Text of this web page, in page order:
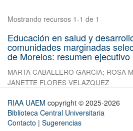
Mostrando recursos 1-1 de 1
Educación en salud y
comunidades marginadas
de Morelos: resumen ejecutivo
MARTA CABALLERO GARCIA; ROSA
JANETTE FLORES VELAZQUEZ
RIAA UAEM copyright © 2025-2026
Biblioteca Central Universitaria
Contacto | Sugerencias